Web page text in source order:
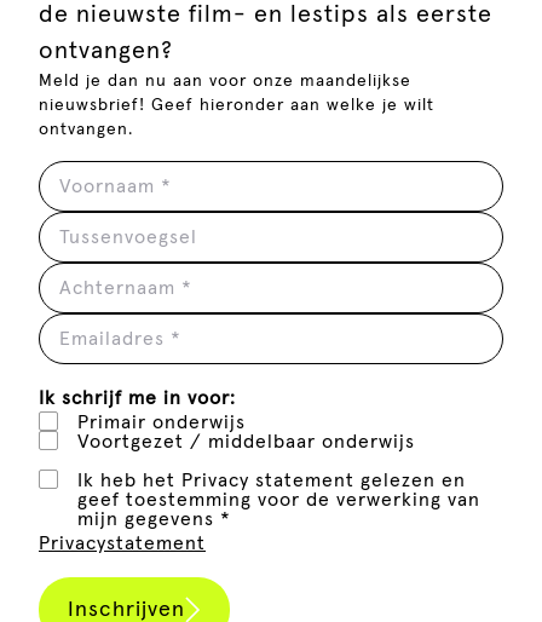
Ontdek Spaanstalige films,
passend lesmateriaal en
inspirerende ideeën om film in te
zetten in je lespraktijk.
de nieuwste film- en lestips als eerste
ontvangen?
Meld je dan nu aan voor onze maandelijkse
nieuwsbrief! Geef hieronder aan welke je wilt
ontvangen.
Ik schrijf me in voor:
Primair onderwijs
Voortgezet / middelbaar onderwijs
Ik heb het Privacy statement gelezen en
geef toestemming voor de verwerking van
mijn gegevens *
Privacystatement
Inschrijven